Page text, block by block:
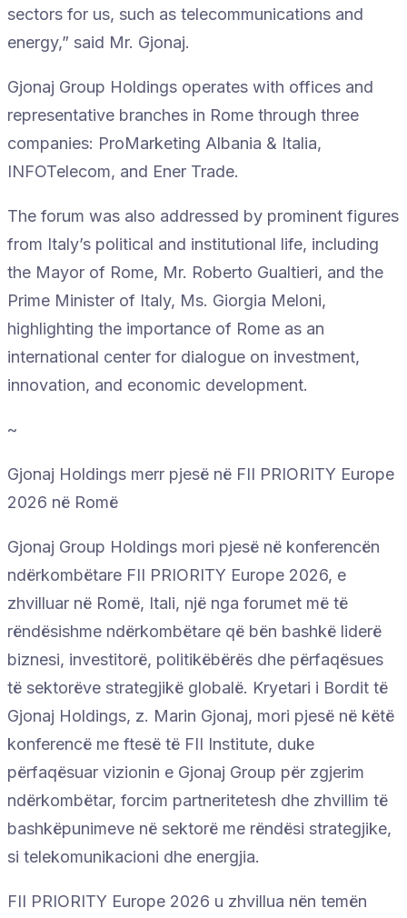
sectors for us, such as telecommunications and
energy,” said Mr. Gjonaj.
Gjonaj Group Holdings operates with offices and
representative branches in Rome through three
companies: ProMarketing Albania & Italia,
INFOTelecom, and Ener Trade.
The forum was also addressed by prominent figures
from Italy’s political and institutional life, including
the Mayor of Rome, Mr. Roberto Gualtieri, and the
Prime Minister of Italy, Ms. Giorgia Meloni,
highlighting the importance of Rome as an
international center for dialogue on investment,
innovation, and economic development.
~
Gjonaj Holdings merr pjesë në FII PRIORITY Europe
2026 në Romë
Gjonaj Group Holdings mori pjesë në konferencën
ndërkombëtare FII PRIORITY Europe 2026, e
zhvilluar në Romë, Itali, një nga forumet më të
rëndësishme ndërkombëtare që bën bashkë liderë
biznesi, investitorë, politikëbërës dhe përfaqësues
të sektorëve strategjikë globalë. Kryetari i Bordit të
Gjonaj Holdings, z. Marin Gjonaj, mori pjesë në këtë
konferencë me ftesë të FII Institute, duke
përfaqësuar vizionin e Gjonaj Group për zgjerim
ndërkombëtar, forcim partneritetesh dhe zhvillim të
bashkëpunimeve në sektorë me rëndësi strategjike,
si telekomunikacioni dhe energjia.
FII PRIORITY Europe 2026 u zhvillua nën temën